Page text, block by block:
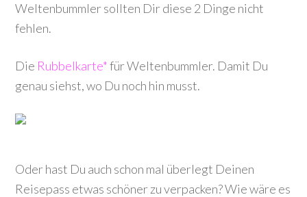
Weltenbummler sollten Dir diese 2 Dinge nicht
fehlen.
Die Rubbelkarte*für Weltenbummler. Damit Du
genau siehst, wo Du noch hin musst.
Oder hast Du auch schon mal überlegt Deinen
Reisepass etwas schöner zu verpacken? Wie wäre es